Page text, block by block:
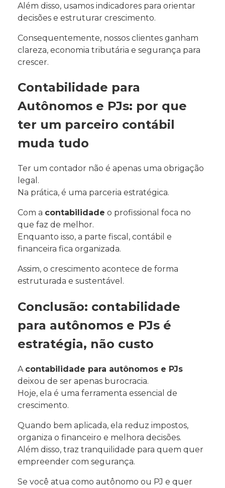
Além disso, usamos indicadores para orientar
decisões e estruturar crescimento.
Consequentemente, nossos clientes ganham
clareza, economia tributária e segurança para
crescer.
Contabilidade para
Autônomos e PJs: por que
ter um parceiro contábil
muda tudo
Ter um contador não é apenas uma obrigação
legal.
Na prática, é uma parceria estratégica.
Com a contabilidade o profissional foca no
que faz de melhor.
Enquanto isso, a parte fiscal, contábil e
financeira fica organizada.
Assim, o crescimento acontece de forma
estruturada e sustentável.
Conclusão: contabilidade
para autônomos e PJs é
estratégia, não custo
A contabilidade para autônomos e PJs
deixou de ser apenas burocracia.
Hoje, ela é uma ferramenta essencial de
crescimento.
Quando bem aplicada, ela reduz impostos,
organiza o financeiro e melhora decisões.
Além disso, traz tranquilidade para quem quer
empreender com segurança.
Se você atua como autônomo ou PJ e quer